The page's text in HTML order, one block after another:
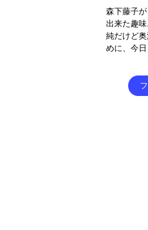
森下藤子
出来た趣
純だけど
めに、今